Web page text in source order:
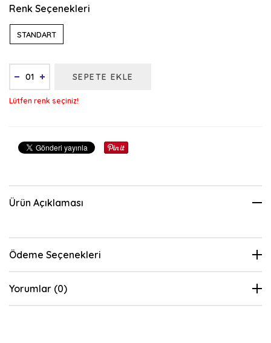
Renk Seçenekleri
STANDART
SEPETE EKLE
Lütfen renk seçiniz!
Ürün Açıklaması
Ödeme Seçenekleri
Yorumlar (0)